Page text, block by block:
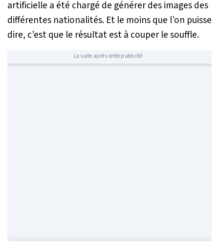
artificielle a été chargé de générer des images des
différentes nationalités. Et le moins que l’on puisse
dire, c’est que le résultat est à couper le souffle.
La suite après cette publicité